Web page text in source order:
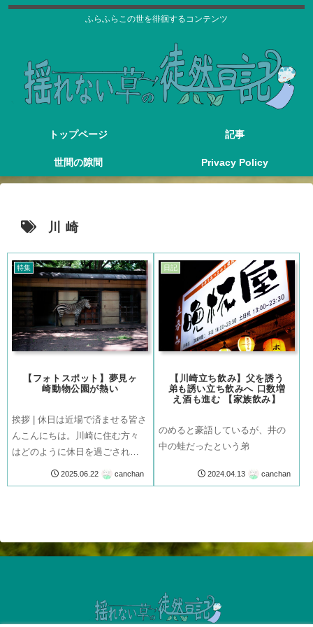
ふらふらこの世を徘徊するコンテンツ
トップページ 記事
世間の隙間 Privacy Policy
川崎
特集
【フォトスポット】夢見ヶ
崎動物公園が熱い
挨拶 | 休日は近場で済ませる皆さ
んこんにちは。川崎に住む方々
はどのように休日を過ごされる
のでしょうか。私は特に決まっ
て川崎駅や武蔵小杉駅に出かけ
頭をよぎる...
2025.06.22 canchan
日記
【川崎立ち飲み】父を誘う
弟も誘い立ち飲みへ 口数増
え酒も進む 【家族飲み】
のめると豪語しているが、井の
中の蛙だったという弟
2024.04.13 canchan